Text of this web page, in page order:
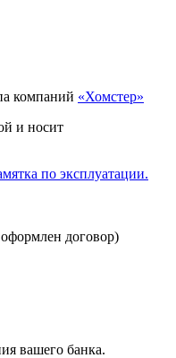
компаний «Хомстер»
и носит
по эксплуатации.
договор)
вашего банка.